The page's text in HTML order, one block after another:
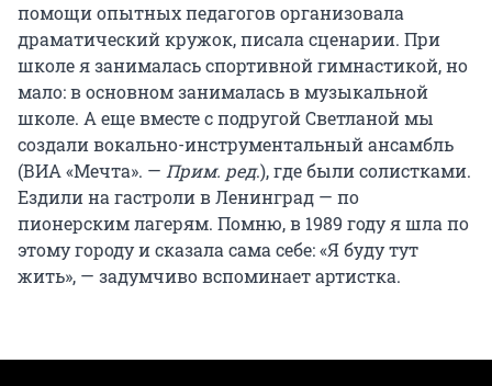
помощи опытных педагогов организовала
драматический кружок, писала сценарии. При
школе я занималась спортивной гимнастикой, но
мало: в основном занималась в музыкальной
школе. А еще вместе с подругой Светланой мы
создали вокально-инструментальный ансамбль
(ВИА «Мечта». — Прим. ред.), где были солистками.
Ездили на гастроли в Ленинград — по
пионерским лагерям. Помню, в 1989 году я шла по
этому городу и сказала сама себе: «Я буду тут
жить», — задумчиво вспоминает артистка.